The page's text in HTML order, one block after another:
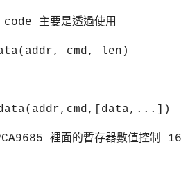
主要是透過使用
cmd, len)
裡面的暫存器數值控制 16